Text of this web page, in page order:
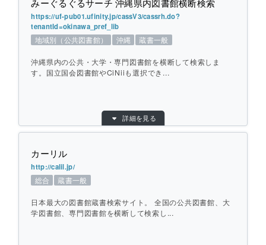
提供元： 宮崎県立図書館
対象館数： 20
地域： 九州
横断方式： 対象館のデータベースを横断して検索
ひとこと紹介：
個別ページを開く
みーぐるぐるサーチ 沖縄県内図書館横断検索
https://uf-pub01.ufinity.jp/cassV3/cassrh.do?
tenantId=okinawa_pref_lib
地域別（公共図書館） 沖縄 蔵書一般
沖縄県内の公共・大学・専門図書館を横断して検索しま
す。国立国会図書館やCiNiiも選択でき...
蔵書一般
提供元：
対象館数：
地域： 沖縄
横断方式： 対象館のデータベースを横断して検索
詳細を見る
カーリル
http://calil.jp/
総合 蔵書一般
日本最大の図書館蔵書検索サイト。 全国の公共図書館、大
学図書館、専門図書館を横断して検索し...